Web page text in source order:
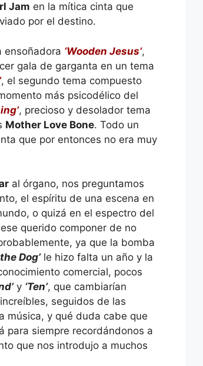
Jam en la mítica cinta que
por el destino.
ensoñadora ‘Wooden Jesus’,
gala de garganta en un tema
, el segundo tema compuesto
más psicodélico del
, precioso y desolador tema
Mother Love Bone. Todo un
que por entonces no era muy
al órgano, nos preguntamos
el espíritu de una escena en
o quizá en el espectro del
querido componer de no
ya que la bomba
Dog’le hizo falta un año y la
comercial, pocos
y ‘Ten’, que cambiarían
seguidos de las
música, y qué duda cabe que
para siempre recordándonos a
que nos introdujo a muchos